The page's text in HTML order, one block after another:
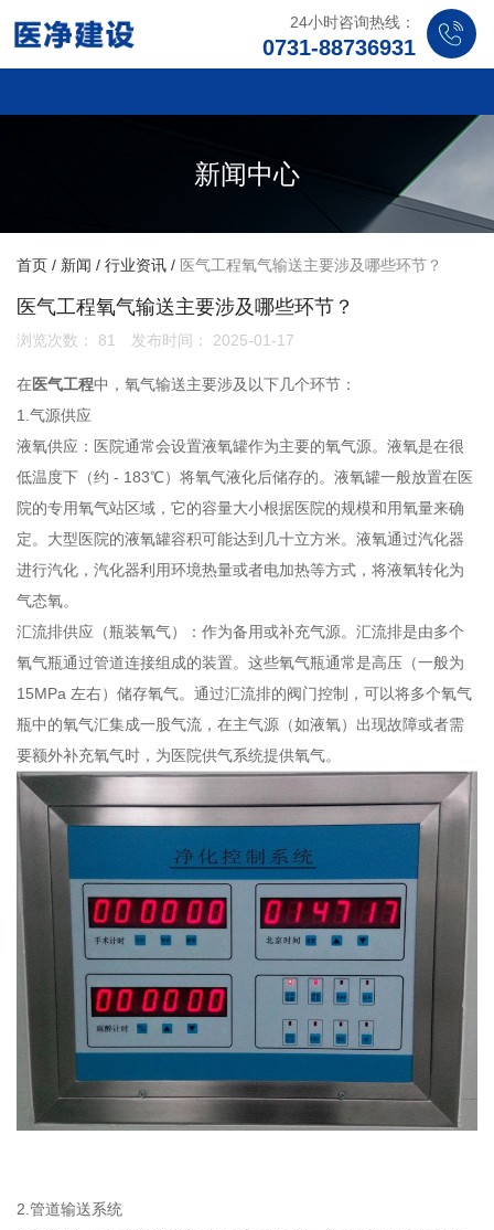
24小时咨询热线：
0731-88736931
新闻中心
首页 / 新闻 / 行业资讯 / 医气工程氧气输送主要涉及哪些环节？
医气工程氧气输送主要涉及哪些环节？
浏览次数： 81 发布时间： 2025-01-17
在医气工程中，氧气输送主要涉及以下几个环节：
1.气源供应
液氧供应：医院通常会设置液氧罐作为主要的氧气源。液氧是在很
低温度下（约 - 183℃）将氧气液化后储存的。液氧罐一般放置在医
院的专用氧气站区域，它的容量大小根据医院的规模和用氧量来确
定。大型医院的液氧罐容积可能达到几十立方米。液氧通过汽化器
进行汽化，汽化器利用环境热量或者电加热等方式，将液氧转化为
气态氧。
汇流排供应（瓶装氧气）：作为备用或补充气源。汇流排是由多个
氧气瓶通过管道连接组成的装置。这些氧气瓶通常是高压（一般为
15MPa 左右）储存氧气。通过汇流排的阀门控制，可以将多个氧气
瓶中的氧气汇集成一股气流，在主气源（如液氧）出现故障或者需
要额外补充氧气时，为医院供气系统提供氧气。
2.管道输送系统